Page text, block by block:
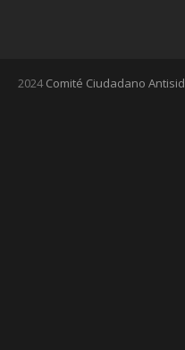
2024Comité Ciudadano